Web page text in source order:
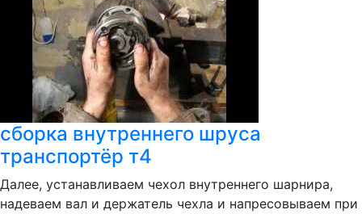
сборка внутреннего шруса
транспортёр т4
Далее, устанавливаем чехол внутреннего шарнира,
надеваем вал и держатель чехла и напресовываем при